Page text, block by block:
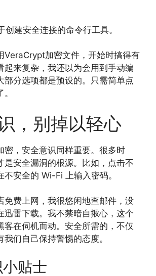
创建安全连接的命令行工具。
VeraCrypt加密文件，开始时搞得有
起来复杂，我还以为会用到手动编
部分选项都是预设的。只需简单点
，别掉以轻心
密，安全意识同样重要。很多时
是安全漏洞的根源。比如，点击不
不安全的 Wi-Fi 上输入密码。
免费上网，我很悠闲地查邮件，没
迅雷下载。我不禁暗自揪心，这个
客在伺机而动。安全所需的，不仅
们自己保持警惕的态度。
贴士